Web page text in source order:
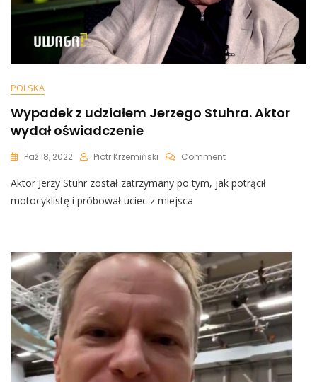
POLSKA
Wypadek z udziałem Jerzego Stuhra. Aktor
wydał oświadczenie
Paź 18, 2022 Piotr Krzemiński CommentOn
Z
Wydał
Oświadczenie
Aktor Jerzy Stuhr został zatrzymany po tym, jak potrącił
motocyklistę i próbował uciec z miejsca